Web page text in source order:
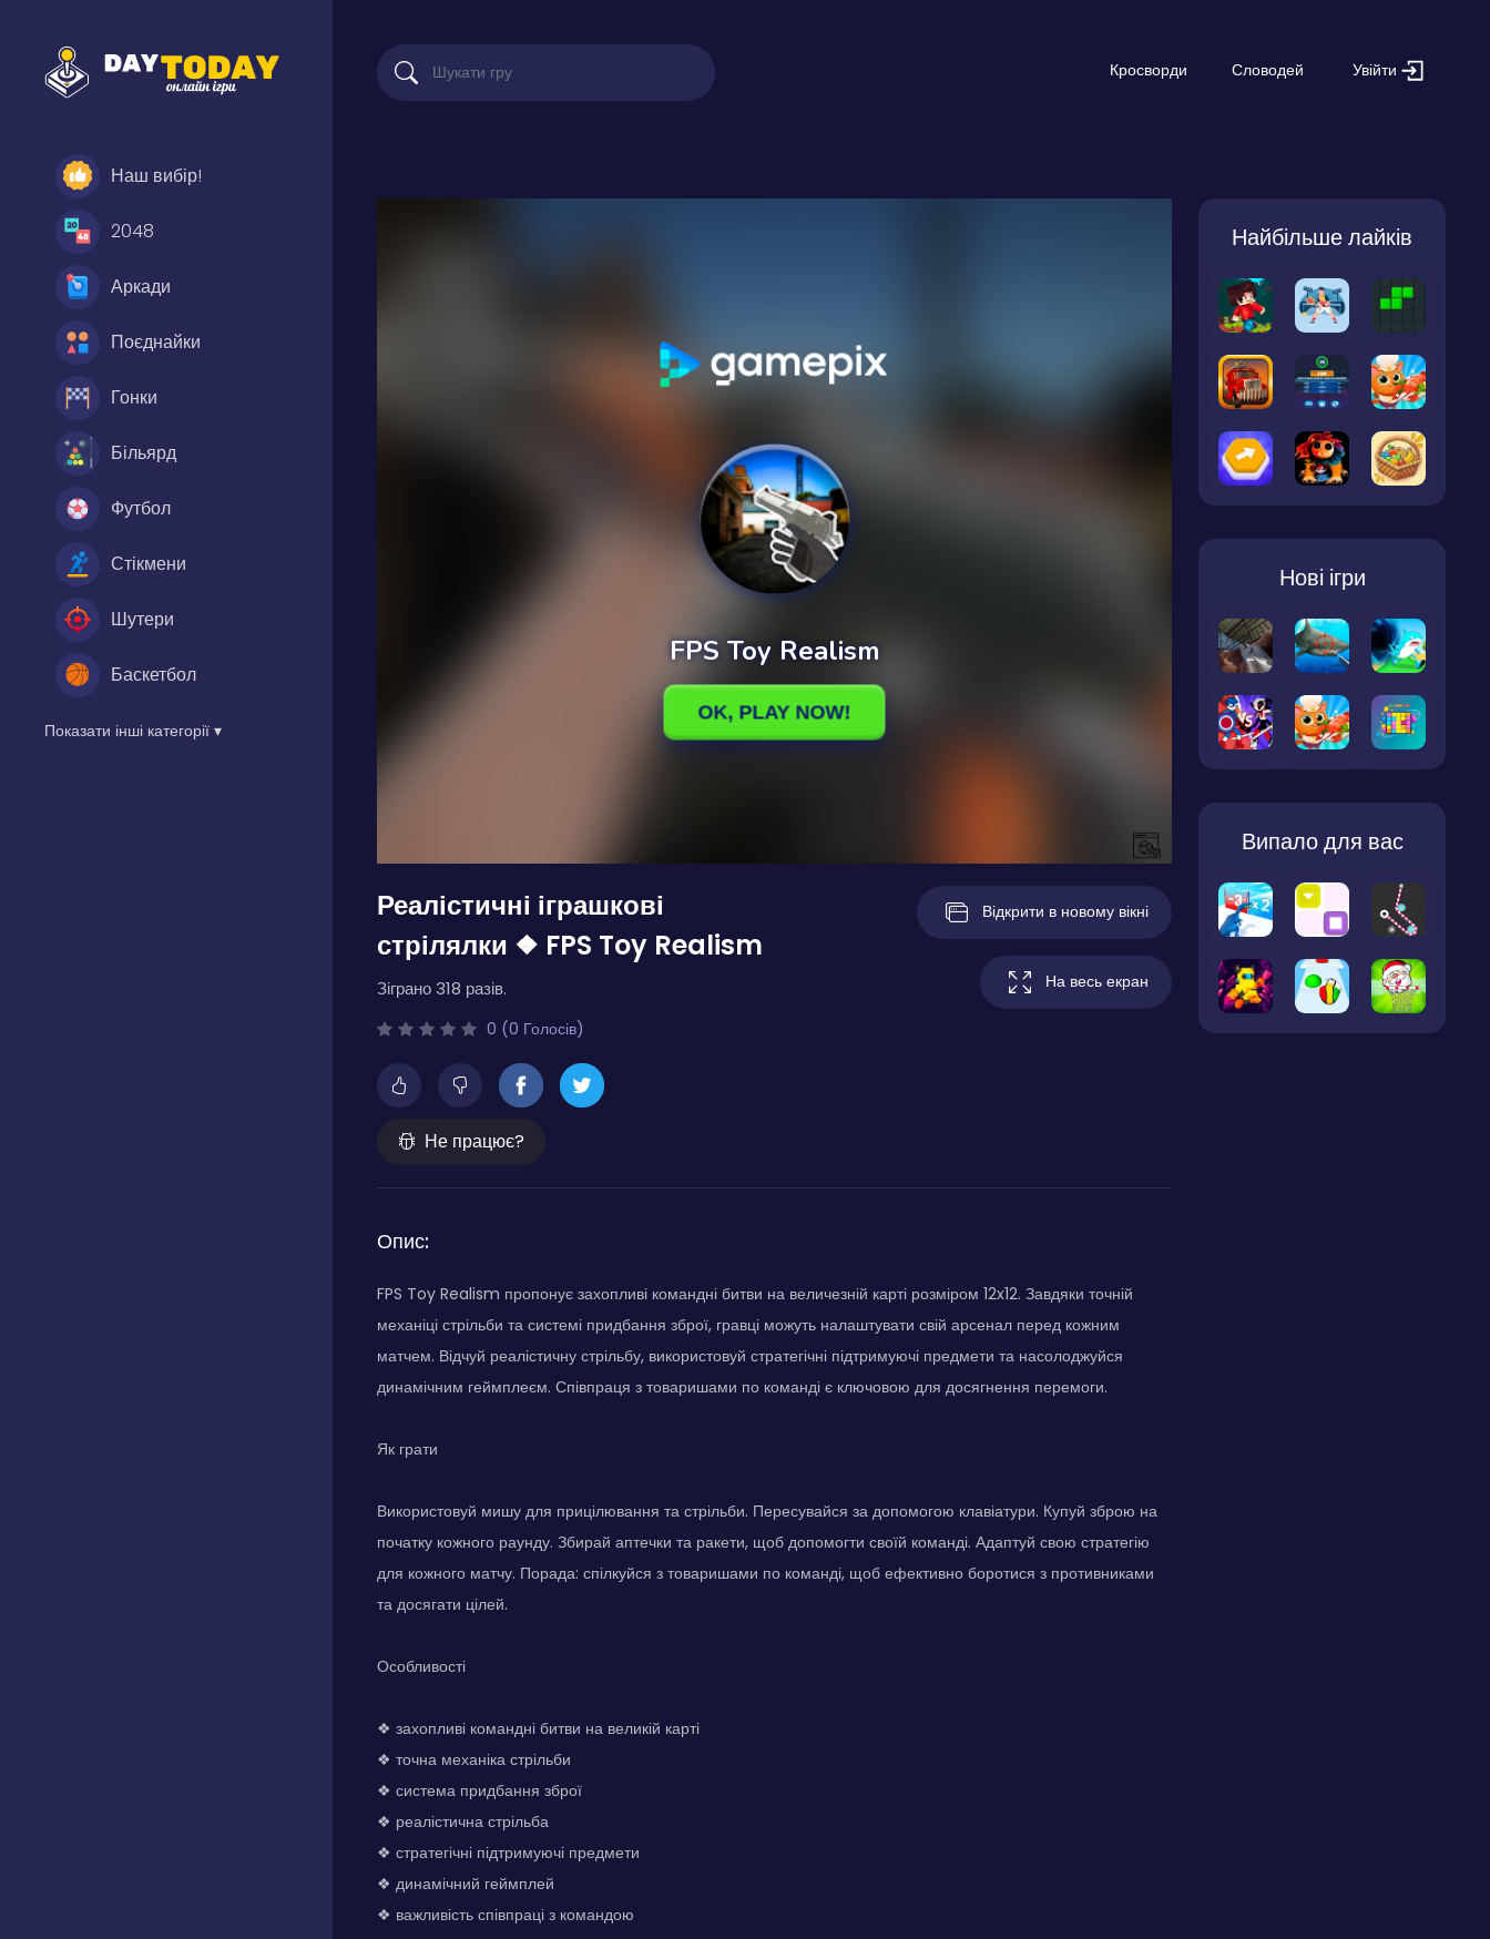
Наш вибір!
2048
Аркади
Поєднайки
Гонки
Більярд
Футбол
Стікмени
Шутери
Баскетбол
Показати інші категорії ▾
Кросворди Словодей Увійти
Реалістичні іграшкові
стрілялки ❖ FPS Toy Realism
Зіграно 318 разів.
0 (0 Голосів)
Не працює?
Відкрити в новому вікні
На весь екран
Опис:
FPS Toy Realism пропонує захопливі командні битви на величезній карті розміром 12x12. Завдяки точній
механіці стрільби та системі придбання зброї, гравці можуть налаштувати свій арсенал перед кожним
матчем. Відчуй реалістичну стрільбу, використовуй стратегічні підтримуючі предмети та насолоджуйся
динамічним геймплеєм. Співпраця з товаришами по команді є ключовою для досягнення перемоги.
Як грати
Використовуй мишу для прицілювання та стрільби. Пересувайся за допомогою клавіатури. Купуй зброю на
початку кожного раунду. Збирай аптечки та ракети, щоб допомогти своїй команді. Адаптуй свою стратегію
для кожного матчу. Порада: спілкуйся з товаришами по команді, щоб ефективно боротися з противниками
та досягати цілей.
Особливості
❖ захопливі командні битви на великій карті
❖ точна механіка стрільби
❖ система придбання зброї
❖ реалістична стрільба
❖ стратегічні підтримуючі предмети
❖ динамічний геймплей
❖ важливість співпраці з командою
Найбільше лайків
Нові ігри
Випало для вас